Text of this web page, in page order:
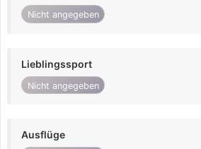
Nicht angegeben
Lieblingssport
Nicht angegeben
Ausflüge